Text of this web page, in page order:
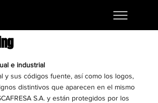
e industrial
y sus códigos fuente, así como los logos,
distintivos que aparecen en el mismo
S.A. y están protegidos por los